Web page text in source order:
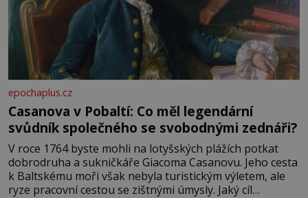
epochaplus.cz
Casanova v Pobaltí: Co měl legendární
svůdník společného se svobodnými zednáři?
V roce 1764 byste mohli na lotyšských plážích potkat
dobrodruha a sukničkáře Giacoma Casanovu. Jeho cesta
k Baltskému moři však nebyla turistickým výletem, ale
ryze pracovní cestou se zištnými úmysly. Jaký cíl